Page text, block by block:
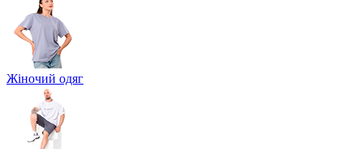
Жіночий одяг